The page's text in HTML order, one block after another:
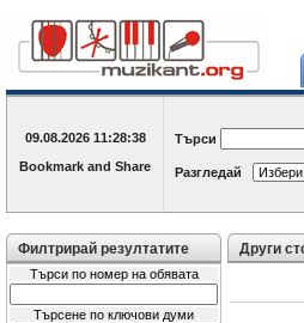
09.08.2026 11:28:38 Търси
Разгледай
Филтрирай резултатите
Търси по номер на обявата
Търсене по ключови думи
Други